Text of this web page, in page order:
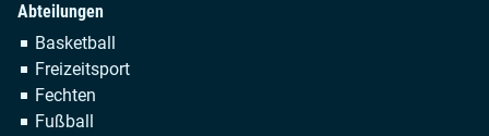
Abteilungen
Navigation
überspringen
Basketball
Freizeitsport
Fechten
Fußball